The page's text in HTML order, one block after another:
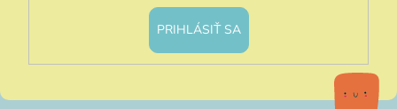
PRIHLÁSIŤ SA